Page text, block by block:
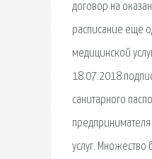
договор на
расписание еще
медицинской
18.07.2018
санитарного
услуг. Множество